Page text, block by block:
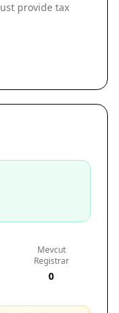
provide tax
Mevcut
Registrar
0